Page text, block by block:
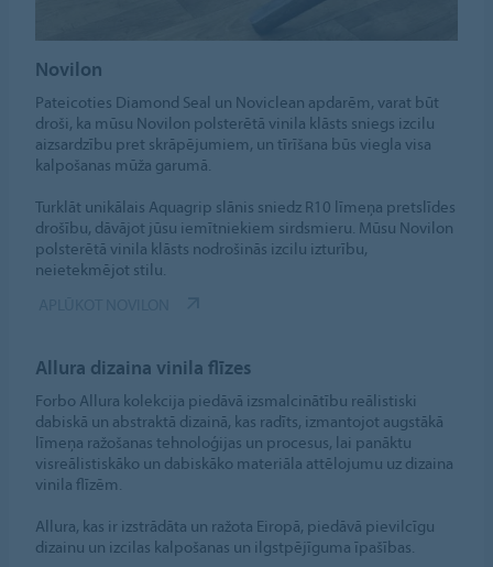
Novilon
Pateicoties Diamond Seal un Noviclean apdarēm, varat būt
droši, ka mūsu Novilon polsterētā vinila klāsts sniegs izcilu
aizsardzību pret skrāpējumiem, un tīrīšana būs viegla visa
kalpošanas mūža garumā.
Turklāt unikālais Aquagrip slānis sniedz R10 līmeņa pretslīdes
drošību, dāvājot jūsu iemītniekiem sirdsmieru. Mūsu Novilon
polsterētā vinila klāsts nodrošinās izcilu izturību,
neietekmējot stilu.
Allura dizaina vinila flīzes
Forbo Allura kolekcija piedāvā izsmalcinātību reālistiski
dabiskā un abstraktā dizainā, kas radīts, izmantojot augstākā
līmeņa ražošanas tehnoloģijas un procesus, lai panāktu
visreālistiskāko un dabiskāko materiāla attēlojumu uz dizaina
vinila flīzēm.
Allura, kas ir izstrādāta un ražota Eiropā, piedāvā pievilcīgu
dizainu un izcilas kalpošanas un ilgstpējīguma īpašības.